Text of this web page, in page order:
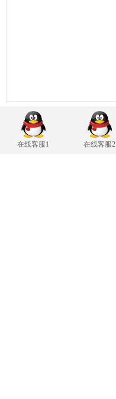
在线客服1 在线客服2